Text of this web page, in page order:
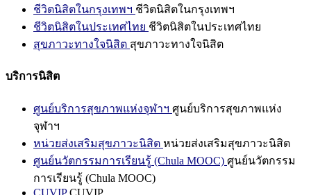
ชีวิตนิสิตในกรุงเทพฯ ชีวิตนิสิตในกรุงเทพฯ
ชีวิตนิสิตในประเทศไทย ชีวิตนิสิตในประเทศไทย
สุขภาวะทางใจนิสิต สุขภาวะทางใจนิสิต
บริการนิสิต
ศูนย์บริการสุขภาพแห่งจุฬาฯ ศูนย์บริการสุขภาพแห่ง
จุฬาฯ
หน่วยส่งเสริมสุขภาวะนิสิต หน่วยส่งเสริมสุขภาวะนิสิต
ศูนย์นวัตกรรมการเรียนรู้ (Chula MOOC) ศูนย์นวัตกรรม
การเรียนรู้ (Chula MOOC)
CUVIPCUVIP